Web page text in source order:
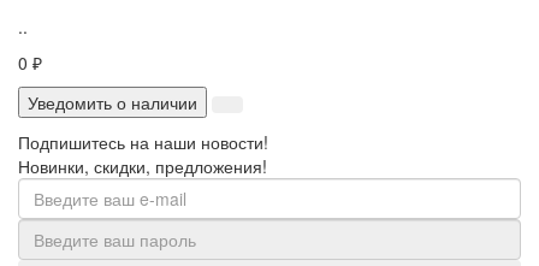
..
0 ₽
Уведомить о наличии
Подпишитесь на наши новости!
Новинки, скидки, предложения!